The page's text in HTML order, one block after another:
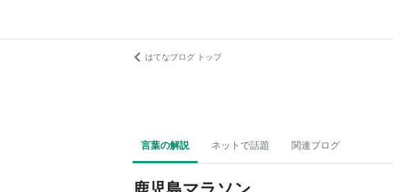
はてなブログ トップ
言葉の解説 ネットで話題 関連ブログ